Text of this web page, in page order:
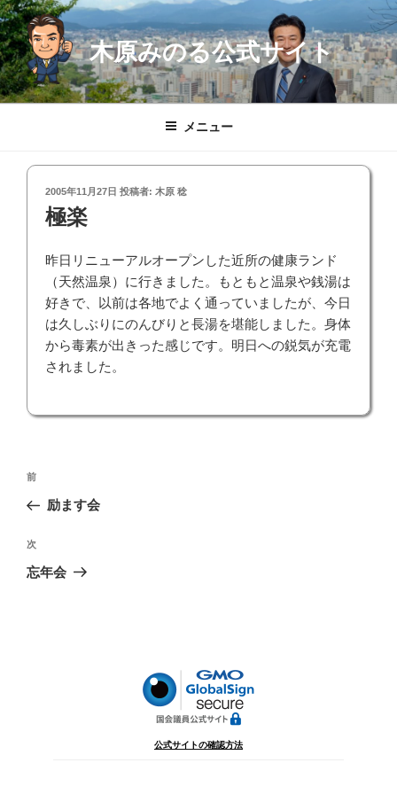
コ
ン
テ
ン
ツ
木原みのる公式サイト
メニュー
投
稿
日:
2005年11月27日 投稿者: 木原 稔
極楽
昨日リニューアルオープンした近所の健康ランド
（天然温泉）に行きました。もともと温泉や銭湯は
好きで、以前は各地でよく通っていましたが、今日
は久しぶりにのんびりと長湯を堪能しました。身体
から毒素が出きった感じです。明日への鋭気が充電
されました。
投
ナ
ビ
ゲ
前
の
稿
前
励ます会
次
の
次
忘年会
公式サイトの確認方法